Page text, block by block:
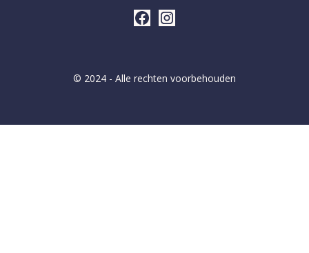
© 2024 - Alle rechten voorbehouden